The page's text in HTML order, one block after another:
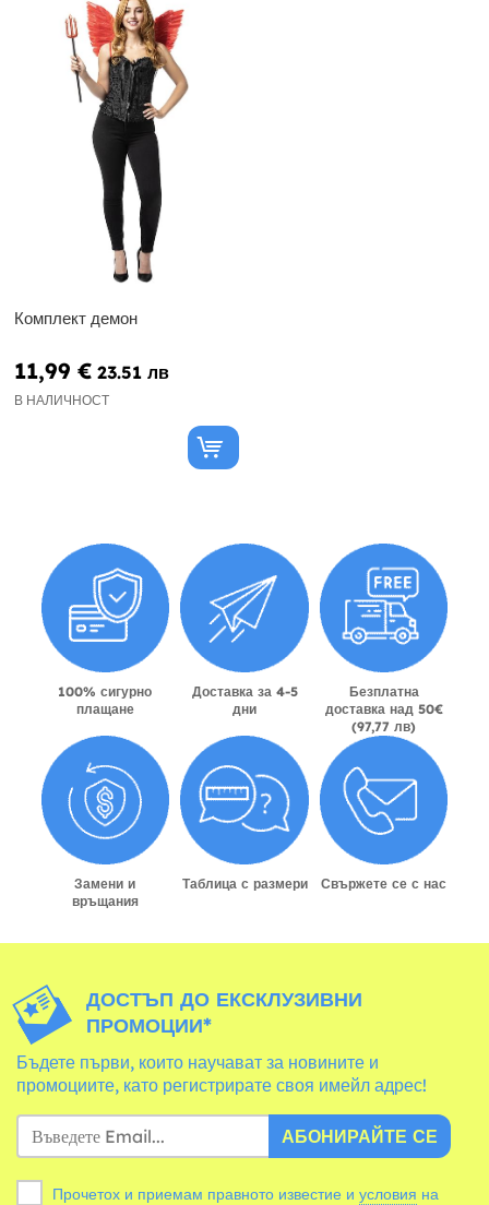
Комплект демон
11,99 € 23.51 лв
В НАЛИЧНОСТ
100% сигурно
плащане
Доставка за 4-5
дни
Безплатна
доставка над 50€
(97,77 лв)
Замени и
връщания
Таблица с размери Свържете се с нас
ДОСТЪП ДО ЕКСКЛУЗИВНИ
ПРОМОЦИИ*
Бъдете първи, които научават за новините и
промоциите, като регистрирате своя имейл адрес!
АБОНИРАЙТЕ СЕ
Прочетох и приемам правното известие и условия